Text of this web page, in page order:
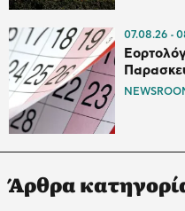
07.08.26
Άρθρα